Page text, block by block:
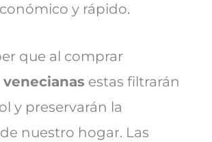
y rápido.
que al comprar
estas filtrarán
y preservarán la
nuestro hogar. Las